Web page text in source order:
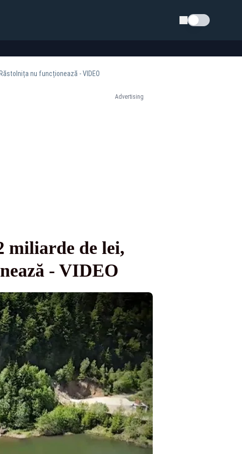
Schimba tema
nu funcționează - VIDEO
Advertising
miliarde de lei,
- VIDEO